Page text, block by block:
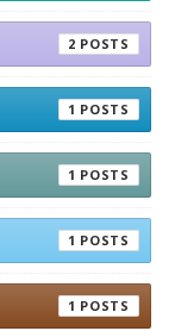
2
1
1
1
1